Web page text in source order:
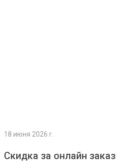
18 июня 2026 г.
Скидка за онлайн заказ